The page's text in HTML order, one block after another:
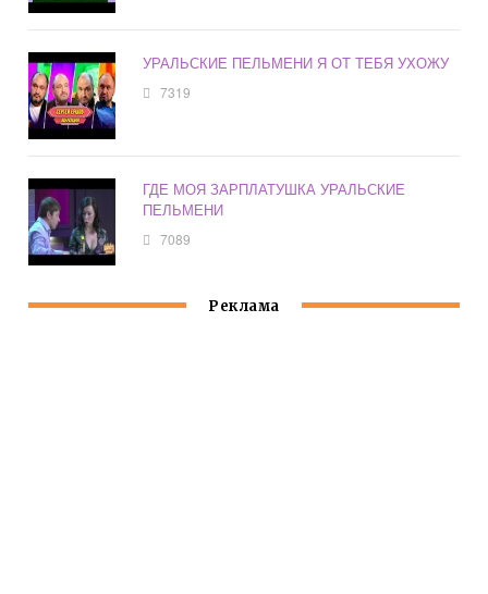
УРАЛЬСКИЕ ПЕЛЬМЕНИ Я ОТ ТЕБЯ УХОЖУ
7319
ГДЕ МОЯ ЗАРПЛАТУШКА УРАЛЬСКИЕ
ПЕЛЬМЕНИ
7089
Реклама